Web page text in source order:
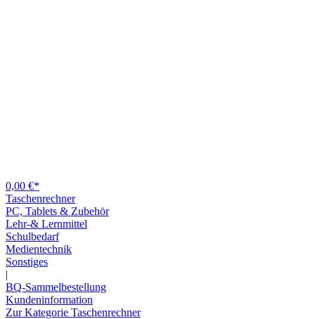
0,00 €*
Taschenrechner
PC, Tablets & Zubehör
Lehr-& Lernmittel
Schulbedarf
Medientechnik
Sonstiges
|
BQ-Sammelbestellung
Kundeninformation
Zur Kategorie Taschenrechner